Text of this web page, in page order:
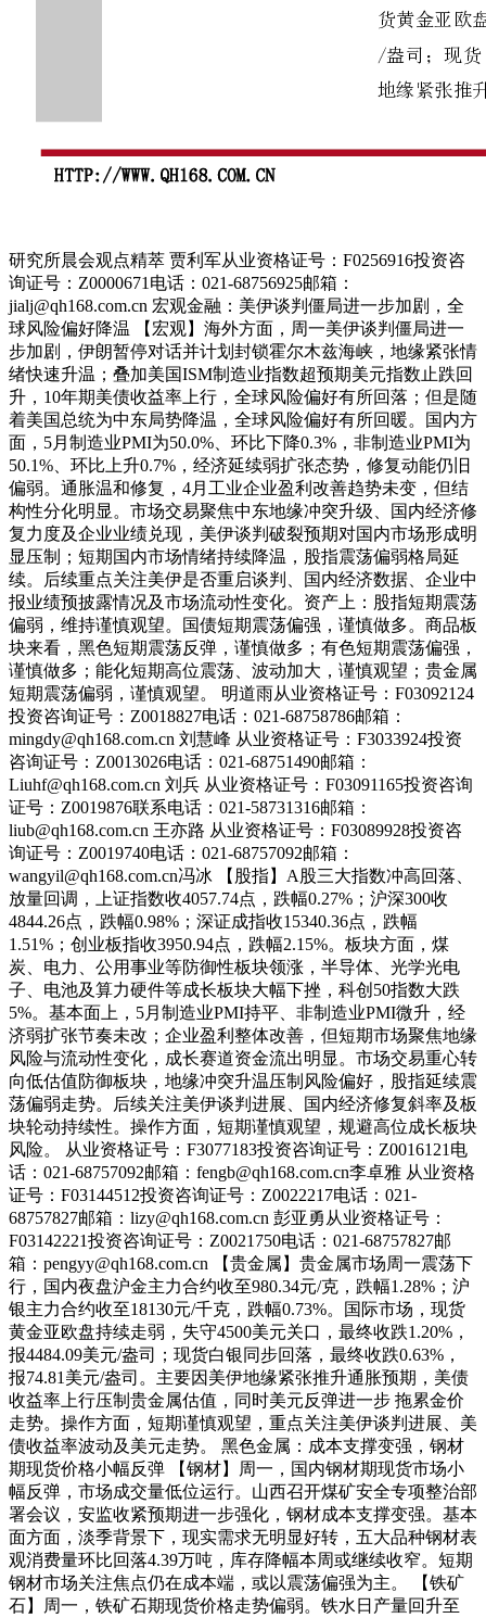
研究所晨会观点精萃 贾利军从业资格证号：F0256916投资咨
询证号：Z0000671电话：021-68756925邮箱：
jialj@qh168.com.cn 宏观金融：美伊谈判僵局进一步加剧，全
球风险偏好降温 【宏观】海外方面，周一美伊谈判僵局进一
步加剧，伊朗暂停对话并计划封锁霍尔木兹海峡，地缘紧张情
绪快速升温；叠加美国ISM制造业指数超预期美元指数止跌回
升，10年期美债收益率上行，全球风险偏好有所回落；但是随
着美国总统为中东局势降温，全球风险偏好有所回暖。国内方
面，5月制造业PMI为50.0%、环比下降0.3%，非制造业PMI为
50.1%、环比上升0.7%，经济延续弱扩张态势，修复动能仍旧
偏弱。通胀温和修复，4月工业企业盈利改善趋势未变，但结
构性分化明显。市场交易聚焦中东地缘冲突升级、国内经济修
复力度及企业业绩兑现，美伊谈判破裂预期对国内市场形成明
显压制；短期国内市场情绪持续降温，股指震荡偏弱格局延
续。后续重点关注美伊是否重启谈判、国内经济数据、企业中
报业绩预披露情况及市场流动性变化。资产上：股指短期震荡
偏弱，维持谨慎观望。国债短期震荡偏强，谨慎做多。商品板
块来看，黑色短期震荡反弹，谨慎做多；有色短期震荡偏强，
谨慎做多；能化短期高位震荡、波动加大，谨慎观望；贵金属
短期震荡偏弱，谨慎观望。 明道雨从业资格证号：F03092124
投资咨询证号：Z0018827电话：021-68758786邮箱：
mingdy@qh168.com.cn 刘慧峰 从业资格证号：F3033924投资
咨询证号：Z0013026电话：021-68751490邮箱：
Liuhf@qh168.com.cn 刘兵 从业资格证号：F03091165投资咨询
证号：Z0019876联系电话：021-58731316邮箱：
liub@qh168.com.cn 王亦路 从业资格证号：F03089928投资咨
询证号：Z0019740电话：021-68757092邮箱：
wangyil@qh168.com.cn冯冰 【股指】A股三大指数冲高回落、
放量回调，上证指数收4057.74点，跌幅0.27%；沪深300收
4844.26点，跌幅0.98%；深证成指收15340.36点，跌幅
1.51%；创业板指收3950.94点，跌幅2.15%。板块方面，煤
炭、电力、公用事业等防御性板块领涨，半导体、光学光电
子、电池及算力硬件等成长板块大幅下挫，科创50指数大跌
5%。基本面上，5月制造业PMI持平、非制造业PMI微升，经
济弱扩张节奏未改；企业盈利整体改善，但短期市场聚焦地缘
风险与流动性变化，成长赛道资金流出明显。市场交易重心转
向低估值防御板块，地缘冲突升温压制风险偏好，股指延续震
荡偏弱走势。后续关注美伊谈判进展、国内经济修复斜率及板
块轮动持续性。操作方面，短期谨慎观望，规避高位成长板块
风险。 从业资格证号：F3077183投资咨询证号：Z0016121电
话：021-68757092邮箱：fengb@qh168.com.cn李卓雅 从业资格
证号：F03144512投资咨询证号：Z0022217电话：021-
68757827邮箱：lizy@qh168.com.cn 彭亚勇从业资格证号：
F03142221投资咨询证号：Z0021750电话：021-68757827邮
箱：pengyy@qh168.com.cn 【贵金属】贵金属市场周一震荡下
行，国内夜盘沪金主力合约收至980.34元/克，跌幅1.28%；沪
银主力合约收至18130元/千克，跌幅0.73%。国际市场，现货
黄金亚欧盘持续走弱，失守4500美元关口，最终收跌1.20%，
报4484.09美元/盎司；现货白银同步回落，最终收跌0.63%，
报74.81美元/盎司。主要因美伊地缘紧张推升通胀预期，美债
收益率上行压制贵金属估值，同时美元反弹进一步 拖累金价
走势。操作方面，短期谨慎观望，重点关注美伊谈判进展、美
债收益率波动及美元走势。 黑色金属：成本支撑变强，钢材
期现货价格小幅反弹 【钢材】周一，国内钢材期现货市场小
幅反弹，市场成交量低位运行。山西召开煤矿安全专项整治部
署会议，安监收紧预期进一步强化，钢材成本支撑变强。基本
面方面，淡季背景下，现实需求无明显好转，五大品种钢材表
观消费量环比回落4.39万吨，库存降幅本周或继续收窄。短期
钢材市场关注焦点仍在成本端，或以震荡偏强为主。 【铁矿
石】周一，铁矿石期现货价格走势偏弱。铁水日产量回升至